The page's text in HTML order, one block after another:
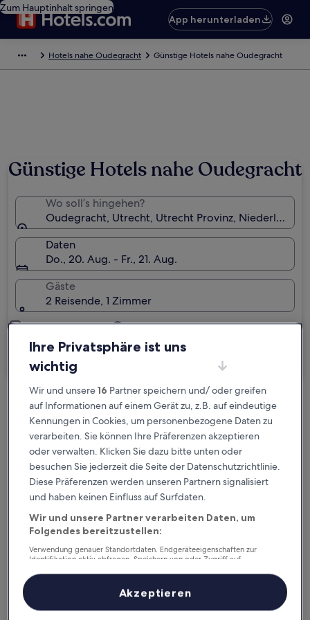
Zum Hauptinhalt springen
App herunterladen
Hotels nahe Oudegracht Günstige Hotels nahe Oudegracht
Günstige Hotels nahe Oudegracht
Wo soll’s hingehen?
Oudegracht, Utrecht, Utrecht Provinz, Niederlande
Daten
Do., 20. Aug. - Fr., 21. Aug.
Gäste
2 Reisende, 1 Zimmer
Ich reise geschäftlich
Kostenlose Stornierung bei
Planänderungen
Verdiene Prämien für jede
wahrgenommene Übernachtung
Mehr sparen mit Preisen für Mitglieder
Überprüfe die Preise für diese Daten
6. Aug. - 7. Aug.
7. Aug. - 8. Aug.
Ihre Privatsphäre ist uns
wichtig
Wir und unsere16 Partner speichern und/ oder greifen
auf Informationen auf einem Gerät zu, z.B. auf eindeutige
Kennungen in Cookies, um personenbezogene Daten zu
verarbeiten. Sie können Ihre Präferenzen akzeptieren
oder verwalten. Klicken Sie dazu bitte unten oder
besuchen Sie jederzeit die Seite der Datenschutzrichtlinie.
Diese Präferenzen werden unseren Partnern signalisiert
und haben keinen Einfluss auf Surfdaten.
Wir und unsere Partner verarbeiten Daten, um
Folgendes bereitzustellen:
Verwendung genauer Standortdaten. Endgeräteeigenschaften zur
Identifikation aktiv abfragen. Speichern von oder Zugriff auf
Inhalte, Messung von Werbeleistung und der Performance von Inhalten,
Zielgruppenforschung sowie Entwicklung und Verbesserung von
Liste der Partner (Lieferanten)
Akzeptieren